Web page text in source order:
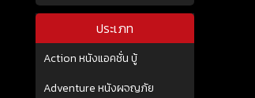
ประเภท
Action หนังแอคชั่น บู้
Adventure หนังผจญภัย